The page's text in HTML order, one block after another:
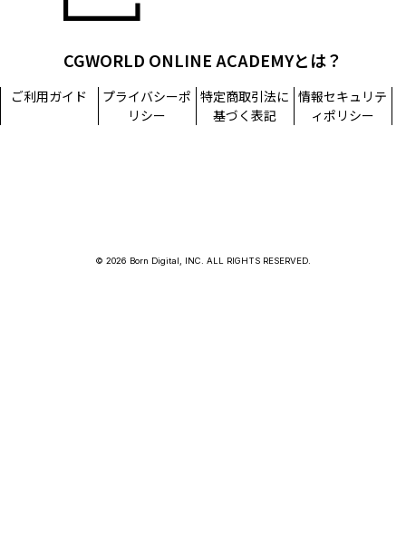
CGWORLD ONLINE ACADEMYとは？
ご利用ガイド
プライバシーポ
リシー
特定商取引法に
基づく表記
情報セキュリテ
ィポリシー
© 2026 Born Digital, INC. ALL RIGHTS RESERVED.